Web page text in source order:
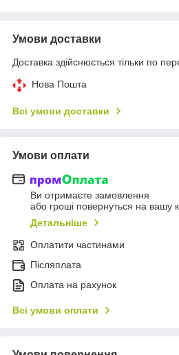
Умови доставки
Доставка здійснюється тільки по
Нова Пошта
Всі умови доставки
Умови оплати
Ви отримаєте замовлення
або гроші повернуться на вашу
Детальніше
Оплатити частинами
Післяплата
Оплата на рахунок
Всі умови оплати